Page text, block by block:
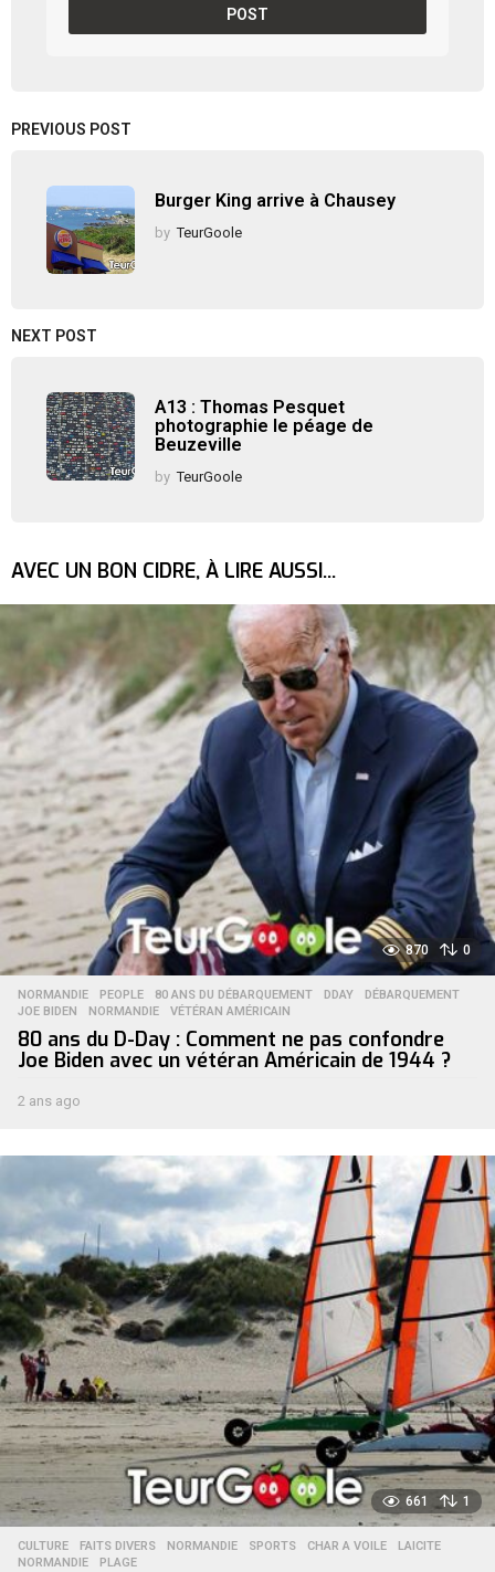
PREVIOUS POST
Burger King arrive à Chausey
by TeurGoole
NEXT POST
A13 : Thomas Pesquet
photographie le péage de
Beuzeville
by TeurGoole
AVEC UN BON CIDRE, À LIRE AUSSI...
870 0
NORMANDIE ,PEOPLE 80 ANS DU DÉBARQUEMENT ,DDAY ,DÉBARQUEMENT
JOE BIDEN
,NORMANDIE ,VÉTÉRAN AMÉRICAIN
80 ans du D-Day : Comment ne pas confondre
Joe Biden avec un vétéran Américain de 1944 ?
2 ans ago
661 1
CULTURE ,FAITS DIVERS ,NORMANDIE ,SPORTS CHAR A VOILE ,LAICITE
NORMANDIE
,PLAGE